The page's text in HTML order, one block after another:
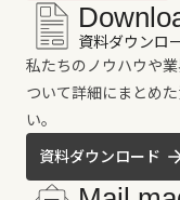
資料ダウンロ
私たちのノウハウや
ついて詳細にまとめ
い。
資料ダウンロード